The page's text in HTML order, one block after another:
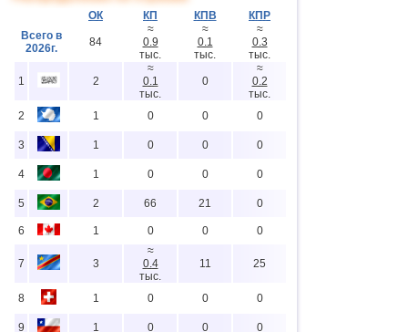
ОК КП КПВ
КПР
Всего в
2026г.
84
≈
0.9
тыс.
≈
0.1
тыс.
≈
0.3
тыс.
1 2
≈
0.1
тыс.
0
≈
0.2
тыс.
2
1 0 0 0
3 1 0 0 0
4 1 0 0 0
5 2 66 21 0
6 1 0 0 0
7 3
≈
0.4
тыс.
11 25
8 1 0 0 0
9 1 0 0 0